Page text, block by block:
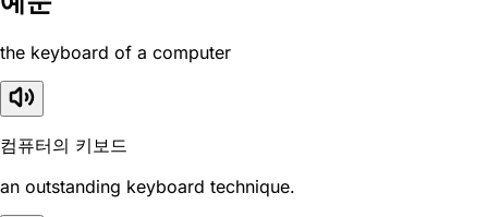
the keyboard of a computer
컴퓨터의 키보드
an outstanding keyboard technique.